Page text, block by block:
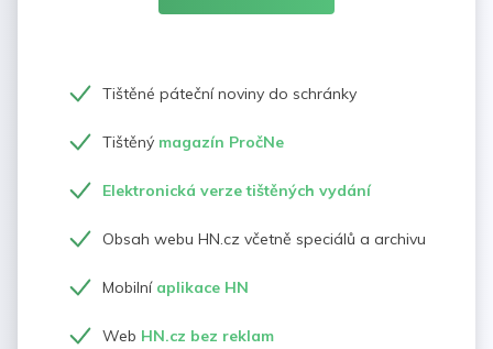
Tištěné páteční noviny do schránky
Tištěný magazín PročNe
Elektronická verze tištěných vydání
Obsah webu HN.cz včetně speciálů a archivu
Mobilní aplikace HN
Web HN.cz bez reklam